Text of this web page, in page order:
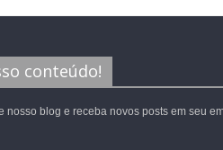
conteúdo!
nosso blog e receba novos posts em seu